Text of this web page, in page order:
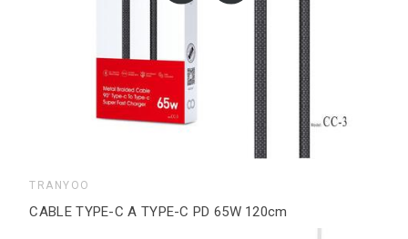
TRANYOO
CABLE TYPE-C A TYPE-C PD 65W 120cm